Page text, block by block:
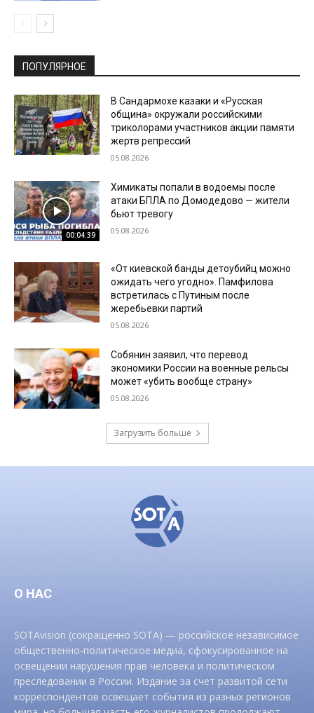
ПОПУЛЯРНОЕ
В Сандармохе казаки и «Русская
община» окружали российскими
триколорами участников акции памяти
жертв репрессий
05.08.2026
00:04:39
Химикаты попали в водоемы после
атаки БПЛА по Домодедово — жители
бьют тревогу
05.08.2026
«От киевской банды детоубийц можно
ожидать чего угодно». Памфилова
встретилась с Путиным после
жеребьевки партий
05.08.2026
Собянин заявил, что перевод
экономики России на военные рельсы
может «убить вообще страну»
05.08.2026
Загрузить больше
О НАС
SOTAvision (сокращенно SOTA) — российское независимое
общественно-политическое медиа, сфокусированное на
освещении нарушения прав человека и политическом
преследовании в России. Издание за счет развитой сети
корреспондентов освещает события из разных регионов